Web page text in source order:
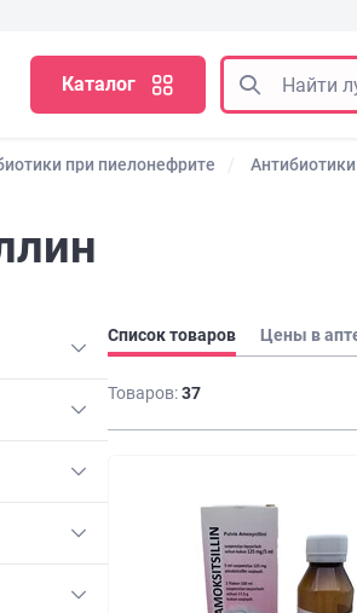
Каталог
при пиелонефрите
Список товаров Цены в
Товаров:37